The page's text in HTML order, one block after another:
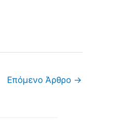
Επόμενο Άρθρο →